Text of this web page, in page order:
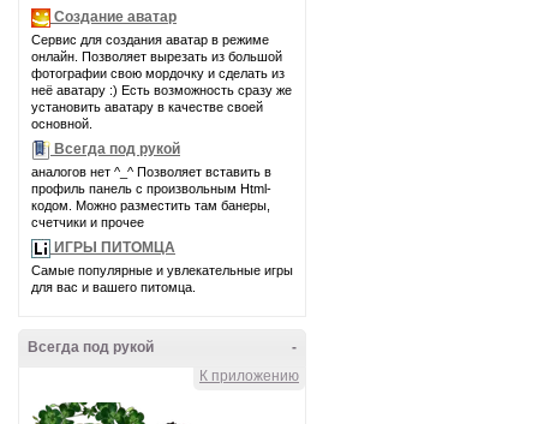
Создание аватар
Сервис для создания аватар в режиме
онлайн. Позволяет вырезать из большой
фотографии свою мордочку и сделать из
неё аватару :) Есть возможность сразу же
установить аватару в качестве своей
основной.
Всегда под рукой
аналогов нет ^_^ Позволяет вставить в
профиль панель с произвольным Html-
кодом. Можно разместить там банеры,
счетчики и прочее
ИГРЫ ПИТОМЦА
Самые популярные и увлекательные игры
для вас и вашего питомца.
-
Всегда под рукой
К приложению